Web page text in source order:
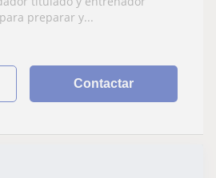
preparar y...
Contactar